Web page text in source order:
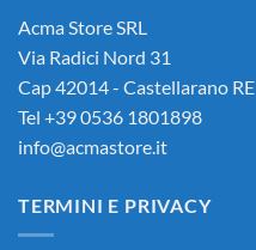
Acma Store SRL
Via Radici Nord 31
Cap 42014 - Castellarano RE
Tel +39 0536 1801898
info@acmastore.it
TERMINI E PRIVACY